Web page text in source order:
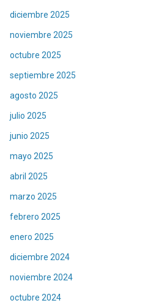
diciembre 2025
noviembre 2025
octubre 2025
septiembre 2025
agosto 2025
julio 2025
junio 2025
mayo 2025
abril 2025
marzo 2025
febrero 2025
enero 2025
diciembre 2024
noviembre 2024
octubre 2024